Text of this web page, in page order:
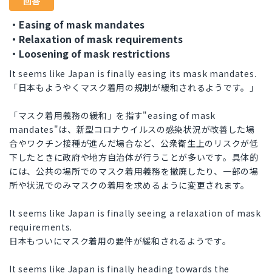
・Easing of mask mandates
・Relaxation of mask requirements
・Loosening of mask restrictions
It seems like Japan is finally easing its mask mandates.
「日本もようやくマスク着用の規制が緩和されるようです。」
「マスク着用義務の緩和」を指す"easing of mask
mandates"は、新型コロナウイルスの感染状況が改善した場
合やワクチン接種が進んだ場合など、公衆衛生上のリスクが低
下したときに政府や地方自治体が行うことが多いです。具体的
には、公共の場所でのマスク着用義務を撤廃したり、一部の場
所や状況でのみマスクの着用を求めるように変更されます。
It seems like Japan is finally seeing a relaxation of mask
requirements.
日本もついにマスク着用の要件が緩和されるようです。
It seems like Japan is finally heading towards the